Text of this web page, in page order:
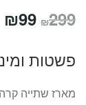
₪299 המחיר
היה:
₪299.
₪99
פשטות
מארז שתייה